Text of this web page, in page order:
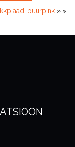
puurpink » »